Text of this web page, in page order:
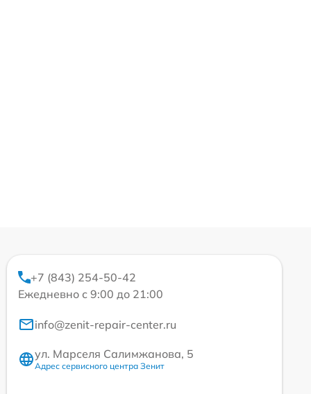
+7 (843) 254-50-42
Ежедневно с 9:00 до 21:00
info@zenit-repair-center.ru
ул. Марселя Салимжанова, 5
Адрес сервисного центра Зенит